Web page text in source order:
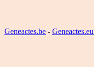
Geneactes.be - Geneactes.eu